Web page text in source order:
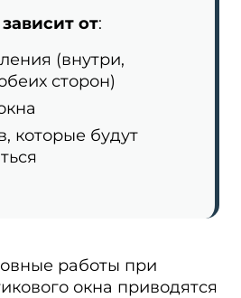
зависит от:
(внутри,
сторон)
которые будут
работы при
окна приводятся